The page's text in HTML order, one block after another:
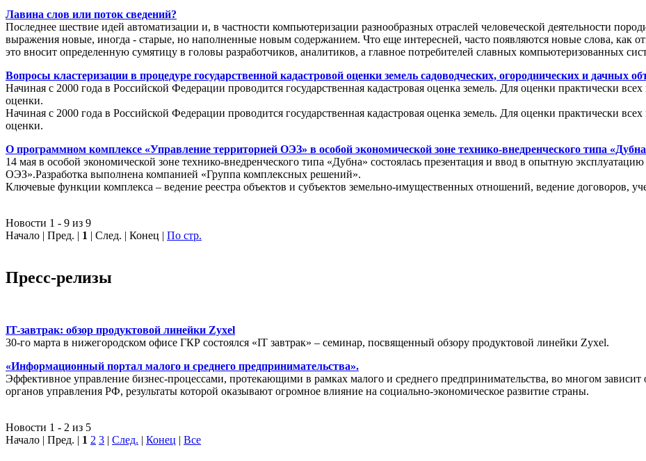
Лавина слов или поток сведений?
Последнее шествие идей автоматизации и, в частности компьютеризации разнообразных отраслей человеческой деятельности
выражения новые, иногда - старые, но наполненные новым содержанием. Что еще интересней, часто появляются новые слова, как
это вносит определенную сумятицу в головы разработчиков, аналитиков, а главное потребителей славных компьютеризованных
Вопросы кластеризации в процедуре государственной кадастровой оценки земель садоводческих, огороднических и дачных
Начиная с 2000 года в Российской Федерации проводится государственная кадастровая оценка земель. Для оценки практически всех
оценки.
Начиная с 2000 года в Российской Федерации проводится государственная кадастровая оценка земель. Для оценки практически всех
оценки.
О программном комплексе «Управление территорией ОЭЗ» в особой экономической зоне технико-внедренческого типа
14 мая в особой экономической зоне технико-внедренческого типа «Дубна» состоялась презентация и ввод в опытную
ОЭЗ».Разработка выполнена компанией «Группа комплексных решений».
Ключевые функции комплекса – ведение реестра объектов и субъектов земельно-имущественных отношений, ведение договоров,
Новости 1 - 9 из 9
Начало | Пред. | 1 | След. | Конец | По стр.
Пресс-релизы
IT-завтрак: обзор продуктовой линейки Zyxel
30-го марта в нижегородском офисе ГКР состоялся «IT завтрак» – семинар, посвященный обзору продуктовой линейки Zyxel.
«Информационный портал малого и среднего предпринимательства».
Эффективное управление бизнес-процессами, протекающими в рамках малого и среднего предпринимательства, во многом зависит
органов управления РФ, результаты которой оказывают огромное влияние на социально-экономическое развитие страны.
Новости 1 - 2 из 5
Начало | Пред. | 1 2 3 | След. | Конец | Все